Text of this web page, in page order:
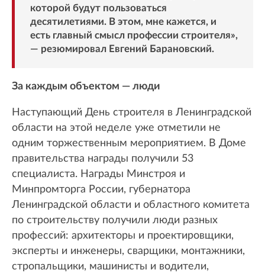
которой будут пользоваться
десятилетиями. В этом, мне кажется, и
есть главный смысл профессии строителя»,
— резюмировал Евгений Барановский.
За каждым объектом — люди
Наступающий День строителя в Ленинградской
области на этой неделе уже отметили не
одним торжественным мероприятием. В Доме
правительства награды получили 53
специалиста. Награды Минстроя и
Минпромторга России, губернатора
Ленинградской области и областного комитета
по строительству получили люди разных
профессий: архитекторы и проектировщики,
эксперты и инженеры, сварщики, монтажники,
стропальщики, машинисты и водители,